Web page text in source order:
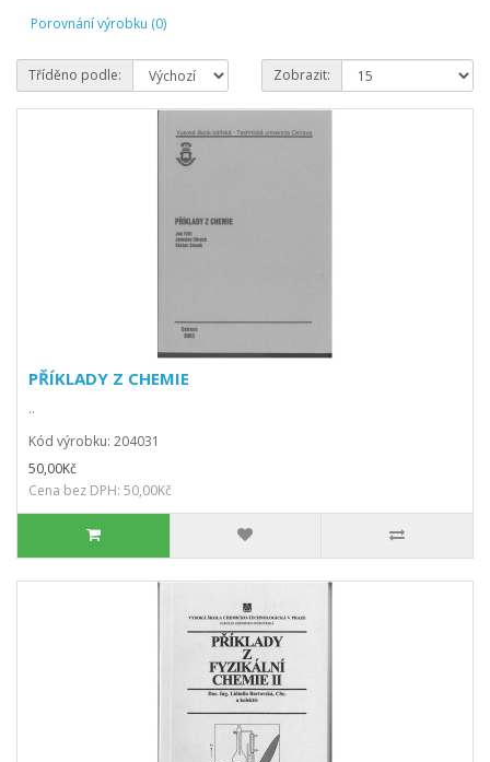
Porovnání výrobku (0)
Tříděno podle: Zobrazit:
PŘÍKLADY Z CHEMIE
..
Kód výrobku: 204031
50,00Kč
Cena bez DPH: 50,00Kč